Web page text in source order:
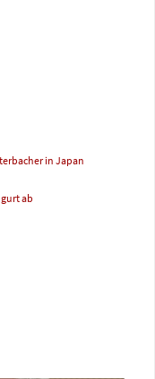
in Japan
ab